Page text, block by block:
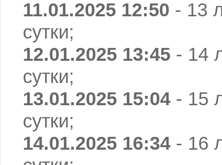
11.01.2025 12:50 - 13
сутки;
12.01.2025 13:45 - 14
сутки;
13.01.2025 15:04 - 15
сутки;
14.01.2025 16:34 - 16